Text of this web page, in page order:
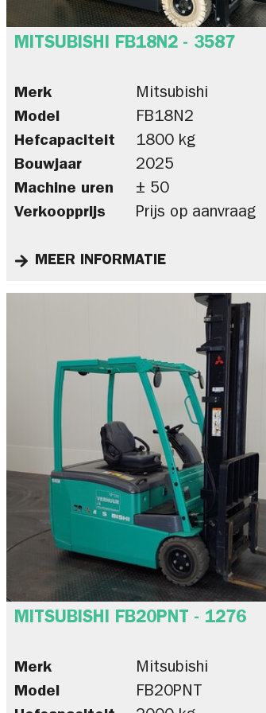
MITSUBISHI FB18N2 - 3587
Merk
Mitsubishi
Model
FB18N2
Hefcapaciteit
1800 kg
Bouwjaar
2025
Machine uren
± 50
Verkoopprijs
Prijs op aanvraag
MEER INFORMATIE
MITSUBISHI FB20PNT - 1276
Merk
Mitsubishi
Model
FB20PNT